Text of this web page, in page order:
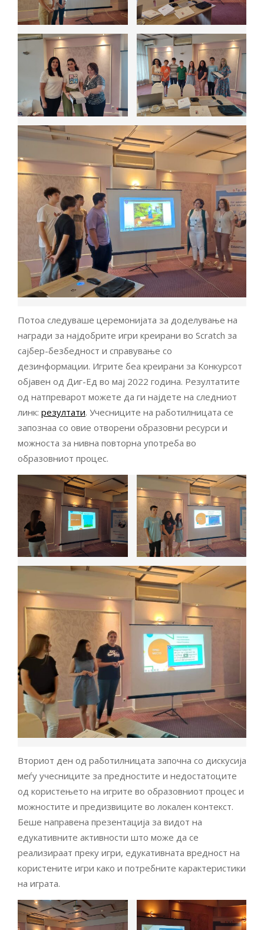
Потоа следуваше церемонијата за доделување на
награди за најдобрите игри креирани во Scratch за
сајбер-безбедност и справување со
дезинформации. Игрите беа креирани за Конкурсот
објавен од Диг-Ед во мај 2022 година. Резултатите
од натпреварот можете да ги најдете на следниот
линк: резултати. Учесниците на работилницата се
запознаа со овие отворени образовни ресурси и
можноста за нивна повторна употреба во
образовниот процес.
Вториот ден од работилницата започна со дискусија
меѓу учесниците за предностите и недостатоците
од користењето на игрите во образовниот процес и
можностите и предизвиците во локален контекст.
Беше направена презентација за видот на
едукативните активности што може да се
реализираат преку игри, едукативната вредност на
користените игри како и потребните карактеристики
на играта.